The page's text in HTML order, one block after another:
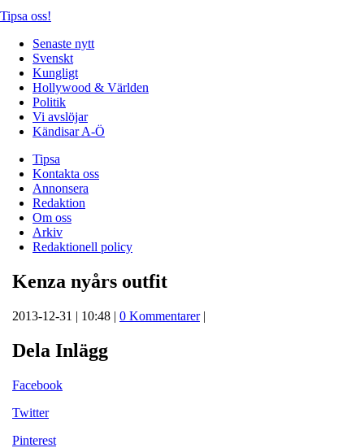
Tipsa oss!
Senaste nytt
Svenskt
Kungligt
Hollywood & Världen
Politik
Vi avslöjar
Kändisar A-Ö
Tipsa
Kontakta oss
Annonsera
Redaktion
Om oss
Arkiv
Redaktionell policy
Kenza nyårs outfit
2013-12-31 | 10:48 | 0 Kommentarer|
Dela Inlägg
Facebook
Twitter
Pinterest